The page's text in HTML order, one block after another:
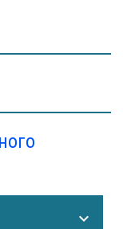
expand_more